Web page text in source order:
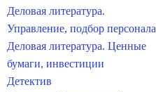
Деловая литература.
Управление, подбор персонала
Деловая литература. Ценные
бумаги, инвестиции
Детектив